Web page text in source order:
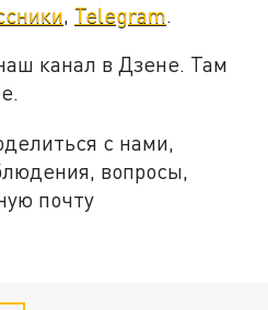
, Telegram.
канал в Дзене. Там
с нами,
вопросы,
почту